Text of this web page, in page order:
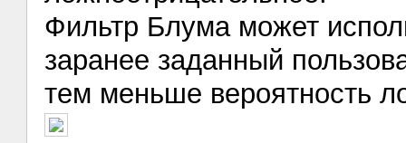
Фильтр Блума может
заранее заданный
тем меньше вероятность